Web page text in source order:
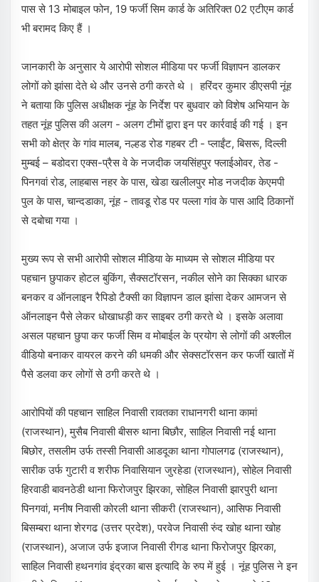
पास से 13 मोबाइल फोन, 19 फर्जी सिम कार्ड के अतिरिक्त 02 एटीएम कार्ड
भी बरामद किए हैं ।
जानकारी के अनुसार ये आरोपी सोशल मीडिया पर फर्जी विज्ञापन डालकर
लोगों को झांसा देते थे और उनसे ठगी करते थे । हरिंदर कुमार डीएसपी नूंह
ने बताया कि पुलिस अधीक्षक नूंह के निर्देश पर बुधवार को विशेष अभियान के
तहत नूंह पुलिस की अलग - अलग टीमों द्वारा इन पर कार्रवाई की गई । इन
सभी को क्षेत्र के गांव मालब, नल्हड रोड गहबर टी - प्लाईंट, बिसरू, दिल्ली
मुम्बई – बडोदरा एक्स-प्रैस वे के नजदीक जयसिंहपुर फ्लाईओवर, तेड -
पिनगवां रोड, लाहबास नहर के पास, खेडा खलीलपुर मोड नजदीक केएमपी
पुल के पास, चान्दडाका, नूंह - तावडू रोड पर पल्ला गांव के पास आदि ठिकानों
से दबोचा गया ।
मुख्य रूप से सभी आरोपी सोशल मीडिया के माध्यम से सोशल मीडिया पर
पहचान छुपाकर होटल बुकिंग, सैक्सटॉरसन, नकील सोने का सिक्का धारक
बनकर व ऑनलाइन रैपिडो टैक्सी का विज्ञापन डाल झांसा देकर आमजन से
ऑनलाइन पैसे लेकर धोखाधड़ी कर साइबर ठगी करते थे । इसके अलावा
असल पहचान छुपा कर फर्जी सिम व मोबाईल के प्रयोग से लोगों की अश्लील
वीडियो बनाकर वायरल करने की धमकी और सेक्सटॉरसन कर फर्जी खातों में
पैसे डलवा कर लोगों से ठगी करते थे ।
आरोपियों की पहचान साहिल निवासी रावतका राधानगरी थाना कामां
(राजस्थान), मुसैब निवासी बीसरु थाना बिछौर, साहिल निवासी नई थाना
बिछोर, तसलीम उर्फ तस्सी निवासी आडदूका थाना गोपालगढ (राजस्थान),
सारीक उर्फ गुटारी व शरीफ निवासियान जुरहेडा (राजस्थान), सोहेल निवासी
हिरवाडी बावनठेडी थाना फिरोजपुर झिरका, सोहिल निवासी झारपुरी थाना
पिनगवां, मनीष निवासी कोरली थाना सीकरी (राजस्थान), आसिफ निवासी
बिसम्बरा थाना शेरगढ (उत्तर प्रदेश), परवेज निवासी रुंद खोह थाना खोह
(राजस्थान), अजाज उर्फ इजाज निवासी रीगड थाना फिरोजपुर झिरका,
साहिल निवासी हथनगांव इंद्रका बास इत्यादि के रुप में हुई । नूंह पुलिस ने इन